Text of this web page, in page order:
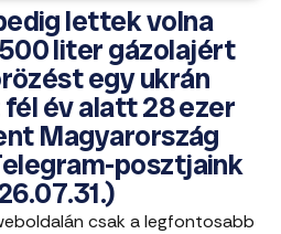
lettek volna
liter gázolajért
egy ukrán
év alatt 28 ezer
Magyarország
posztjaink
csak a legfontosabb